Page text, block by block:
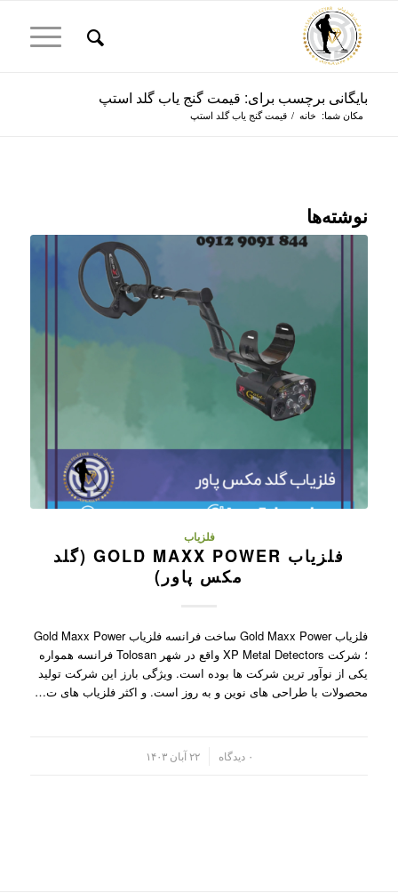
بایگانی برچسب برای: قیمت گنج یاب گلد استپ
مکان شما: خانه / قیمت گنج یاب گلد استپ
نوشته‌ها
فلزیاب
فلزیاب GOLD MAXX POWER (گلد
مکس پاور)
فلزیاب Gold Maxx Power ساخت فرانسه فلزیاب Gold Maxx Power
؛ شرکت XP Metal Detectors واقع در شهر Tolosan فرانسه همواره
یکی از نوآور ترین شرکت ها بوده است. ویژگی بارز این شرکت تولید
محصولات با طراحی های نوین و به روز است. و اکثر فلزیاب های ت…
۰ دیدگاه ۲۲ آبان ۱۴۰۳